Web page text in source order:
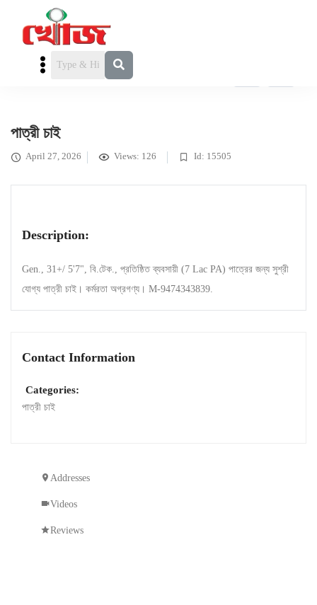
পাত্রী চাই
April 27, 2026 Views: 126 Id: 15505
Description:
Gen., 31+/ 5'7", বি.টেক., প্রতিষ্ঠিত ব্যবসায়ী (7 Lac PA) পাত্রের জন্য সুশ্রী
যোগ্য পাত্রী চাই। কর্মরতা অগ্রগণ্য। M-9474343839.
Contact Information
Categories:
পাত্রী চাই
Addresses
Videos
Reviews